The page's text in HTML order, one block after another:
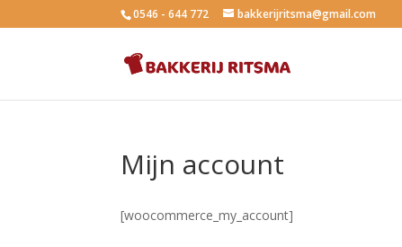
0546 - 644 772 bakkerijritsma@gmail.com
Mijn account
[woocommerce_my_account]